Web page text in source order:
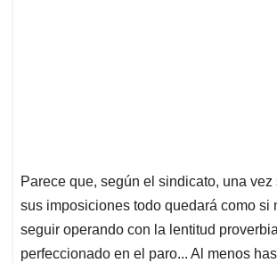
Parece que, según el sindicato, una
sus imposiciones todo quedará como si
seguir operando con la lentitud
perfeccionado en el paro... Al menos